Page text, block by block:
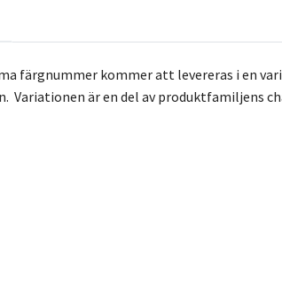
färgnummer kommer att levereras i en
Variationen är en del av produktfamiljens